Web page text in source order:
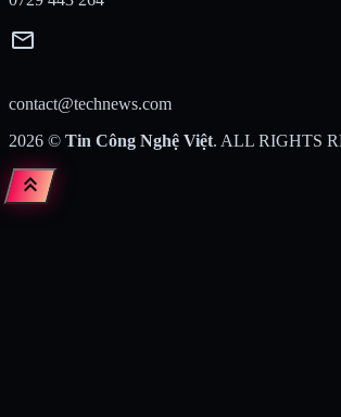
mail
contact@technews.com
2026 © Tin Công Nghệ Việt. ALL RIGHTS
keyboard_double_arrow_up